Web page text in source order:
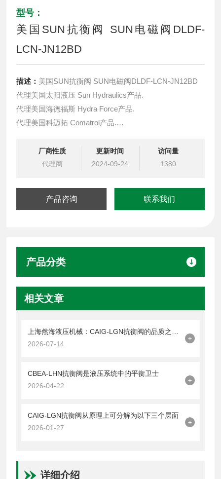
型号：
美国SUN抗衡阀 SUN电磁阀DLDF-
LCN-JN12BD
描述： 美国SUN抗衡阀 SUN电磁阀DLDF-LCN-JN12BD
代理美国太阳液压 Sun Hydraulics产品.
代理美国海德福斯 Hydra Force产品.
代理美国科迈拓 Comatrol产品.
提供油路系统设计,油路块设计,阀块设计与选型
液压油缸，经销力士乐、派克、中国台湾北部等液压元件
厂商性质
代理商
更新时间
2024-09-24
访问量
1380
产品咨询 联系我们
产品分类
相关文章
2026-07-14
+
CBEA-LHN抗衡阀是液压系统中的平衡卫士
2026-04-22
+
CAIG-LGN抗衡阀从原理上可分解为以下三个层面
2026-01-27
+
详细介绍